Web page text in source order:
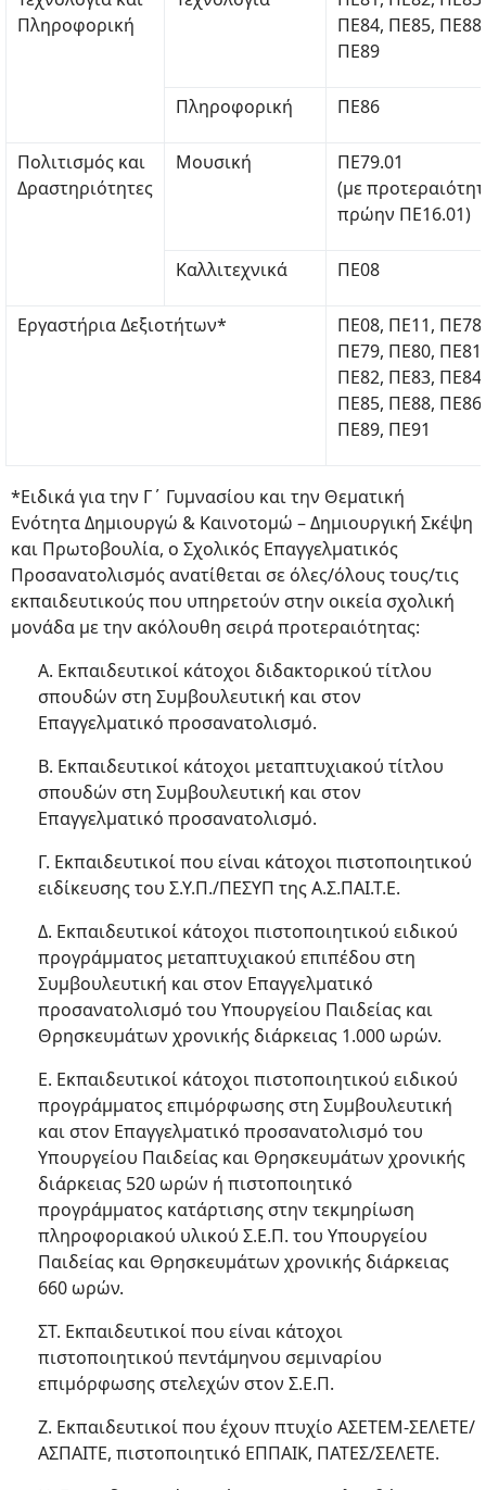
Πληροφορική
ΠΕ84, ΠΕ85, ΠΕ88,
ΠΕ89
Πληροφορική ΠΕ86
Πολιτισμός και
Δραστηριότητες
Μουσική
ΠΕ79.01
(με
πρώην ΠΕ16.01)
Καλλιτεχνικά ΠΕ08
Εργαστήρια Δεξιοτήτων*
ΠΕ08, ΠΕ11, ΠΕ78,
ΠΕ79, ΠΕ80, ΠΕ81,
ΠΕ82, ΠΕ83, ΠΕ84,
ΠΕ85, ΠΕ88, ΠΕ86,
ΠΕ89, ΠΕ91
*Ειδικά για την Γ΄ Γυμνασίου και την Θεματική
Ενότητα Δημιουργώ & Καινοτομώ – Δημιουργική Σκέψη
και Πρωτοβουλία, ο Σχολικός Επαγγελματικός
Προσανατολισμός ανατίθεται σε όλες/όλους τους/τις
εκπαιδευτικούς που υπηρετούν στην οικεία σχολική
μονάδα με την ακόλουθη σειρά προτεραιότητας:
Α. Εκπαιδευτικοί κάτοχοι διδακτορικού τίτλου
σπουδών στη Συμβουλευτική και στον
Επαγγελματικό προσανατολισμό.
Β. Εκπαιδευτικοί κάτοχοι μεταπτυχιακού τίτλου
σπουδών στη Συμβουλευτική και στον
Επαγγελματικό προσανατολισμό.
Γ. Εκπαιδευτικοί που είναι κάτοχοι πιστοποιητικού
ειδίκευσης του Σ.Υ.Π./ΠΕΣΥΠ της Α.Σ.ΠΑΙ.Τ.Ε.
Δ. Εκπαιδευτικοί κάτοχοι πιστοποιητικού ειδικού
προγράμματος μεταπτυχιακού επιπέδου στη
Συμβουλευτική και στον Επαγγελματικό
προσανατολισμό του Υπουργείου Παιδείας και
Θρησκευμάτων χρονικής διάρκειας 1.000 ωρών.
Ε. Εκπαιδευτικοί κάτοχοι πιστοποιητικού ειδικού
προγράμματος επιμόρφωσης στη Συμβουλευτική
και στον Επαγγελματικό προσανατολισμό του
Υπουργείου Παιδείας και Θρησκευμάτων χρονικής
διάρκειας 520 ωρών ή πιστοποιητικό
προγράμματος κατάρτισης στην τεκμηρίωση
πληροφοριακού υλικού Σ.Ε.Π. του Υπουργείου
Παιδείας και Θρησκευμάτων χρονικής διάρκειας
660 ωρών.
ΣΤ. Εκπαιδευτικοί που είναι κάτοχοι
πιστοποιητικού πεντάμηνου σεμιναρίου
επιμόρφωσης στελεχών στον Σ.Ε.Π.
Ζ. Εκπαιδευτικοί που έχουν πτυχίο ΑΣΕΤΕΜ-ΣΕΛΕΤΕ/
ΑΣΠΑΙΤΕ, πιστοποιητικό ΕΠΠΑΙΚ, ΠΑΤΕΣ/ΣΕΛΕΤΕ.